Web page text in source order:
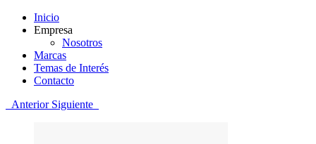
Inicio
Empresa
Nosotros
Marcas
Temas de Interés
Contacto
Anterior Siguiente